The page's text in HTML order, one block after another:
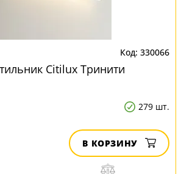
330066
Citilux Тринити
279 шт.
В КОРЗИНУ